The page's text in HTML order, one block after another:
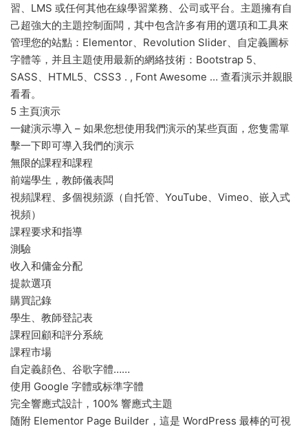
習、LMS 或任何其他在線學習業務、公司或平台。主題擁有自
己超強大的主題控制面闆，其中包含許多有用的選項和工具來
管理您的站點：Elementor、Revolution Slider、自定義圖标
字體等，并且主題使用最新的網絡技術：Bootstrap 5、
SASS、HTML5、CSS3 . , Font Awesome … 查看演示并親眼
看看。
5 主頁演示
一鍵演示導入 – 如果您想使用我們演示的某些頁面，您隻需單
擊一下即可導入我們的演示
無限的課程和課程
前端學生，教師儀表闆
視頻課程、多個視頻源（自托管、YouTube、Vimeo、嵌入式
視頻）
課程要求和指導
測驗
收入和傭金分配
提款選項
購買記錄
學生、教師登記表
課程回顧和評分系統
課程市場
自定義顔色、谷歌字體……
使用 Google 字體或标準字體
完全響應式設計，100% 響應式主題
随附 Elementor Page Builder，這是 WordPress 最棒的可視